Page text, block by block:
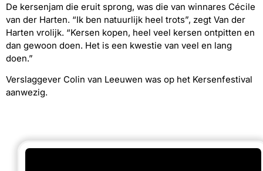
De kersenjam die eruit sprong, was die van winnares Cécile
van der Harten. “Ik ben natuurlijk heel trots”, zegt Van der
Harten vrolijk. “Kersen kopen, heel veel kersen ontpitten en
dan gewoon doen. Het is een kwestie van veel en lang
doen.”
Verslaggever Colin van Leeuwen was op het Kersenfestival
aanwezig.